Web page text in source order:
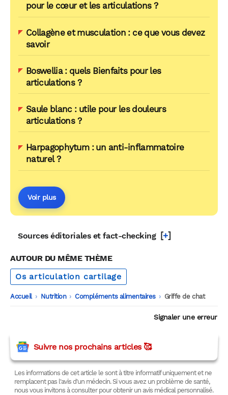
pour le cœur et les articulations ?
Collagène et musculation : ce que vous devez
savoir
Boswellia : quels Bienfaits pour les
articulations ?
Saule blanc : utile pour les douleurs
articulations ?
Harpagophytum : un anti-inflammatoire
naturel ?
Voir plus
Sources éditoriales et fact-checking [+]
AUTOUR DU MÊME THÈME
Os articulation cartilage
Accueil -
Nutrition -
Compléments alimentaires -
Griffe de chat
Signaler une erreur
Suivre nos prochains articles 🥰
Les informations de cet article le sont à titre informatif uniquement et ne
remplacent pas l'avis d'un médecin. Si vous avez un problème de santé,
nous vous invitons à consulter pour obtenir un avis médical personnalisé.